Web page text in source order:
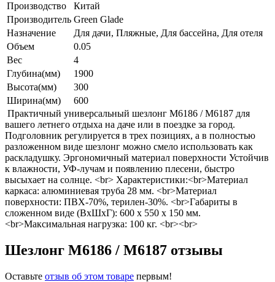
Производство
Китай
Производитель Green Glade
Назначение
Для дачи, Пляжные, Для бассейна, Для отеля
Объем
0.05
Вес
4
Глубина(мм)
1900
Высота(мм)
300
Ширина(мм)
600
Практичный универсальный шезлонг М6186 / М6187 для
вашего летнего отдыха на даче или в поездке за город.
Подголовник регулируется в трех позициях, а в полностью
разложенном виде шезлонг можно смело использовать как
раскладушку. Эргономичный материал поверхности Устойчив
к влажности, УФ-лучам и появлению плесени, быстро
высыхает на солнце. <br> Характеристики:<br>Материал
каркаса: алюминиевая труба 28 мм. <br>Материал
поверхности: ПВХ-70%, терилен-30%. <br>Габариты в
сложенном виде (ВхШхГ): 600 х 550 х 150 мм.
<br>Максимальная нагрузка: 100 кг. <br><br>
Шезлонг М6186 / М6187 отзывы
Оставьте отзыв об этом товаре первым!